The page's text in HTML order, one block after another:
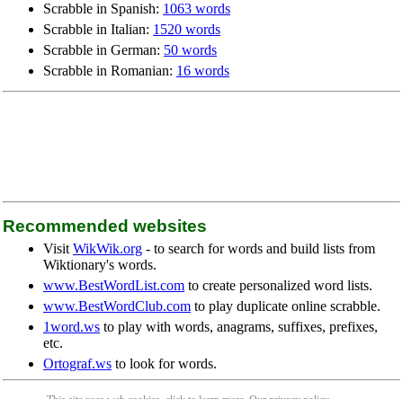
Scrabble in Spanish: 1063 words
Scrabble in Italian: 1520 words
Scrabble in German: 50 words
Scrabble in Romanian: 16 words
Recommended websites
Visit WikWik.org - to search for words and build lists from
Wiktionary's words.
www.BestWordList.com to create personalized word lists.
www.BestWordClub.com to play duplicate online scrabble.
1word.ws to play with words, anagrams, suffixes, prefixes,
etc.
Ortograf.ws to look for words.